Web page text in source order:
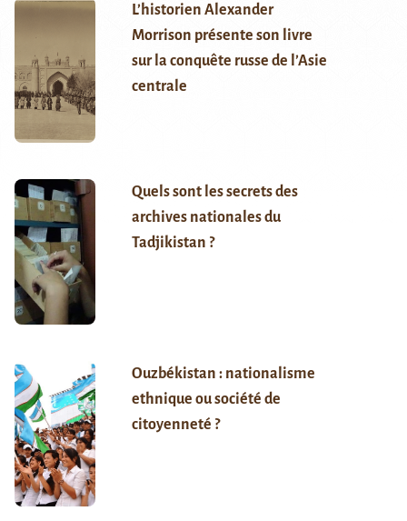
L’historien Alexander
Morrison présente son livre
sur la conquête russe de l’Asie
centrale
Quels sont les secrets des
archives nationales du
Tadjikistan ?
Ouzbékistan : nationalisme
ethnique ou société de
citoyenneté ?